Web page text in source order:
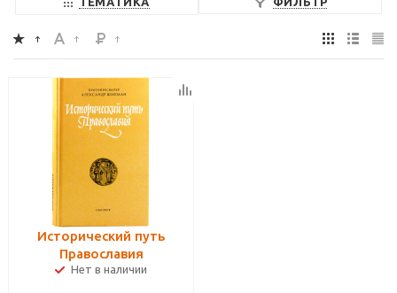
Исторический путь
Православия
Нет в наличии